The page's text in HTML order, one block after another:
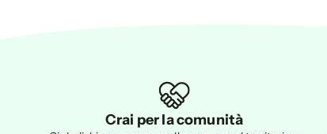
Crai per la comunità